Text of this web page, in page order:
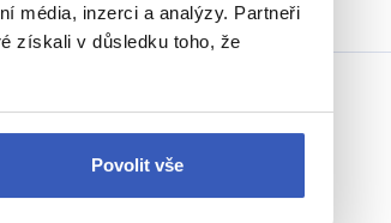
média, inzerci a analýzy. Partneři
získali v důsledku toho, že
Povolit vše
cestovatele?
po celý zájezd.